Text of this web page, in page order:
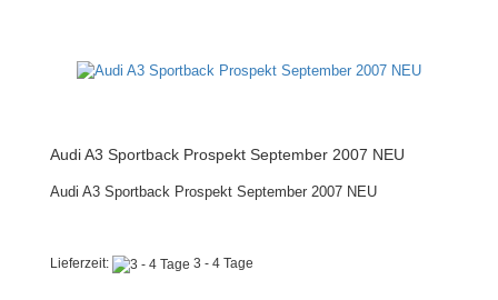
Audi A3 Sportback Prospekt September 2007 NEU
Audi A3 Sportback Prospekt September 2007 NEU
Lieferzeit: 3 - 4 Tage